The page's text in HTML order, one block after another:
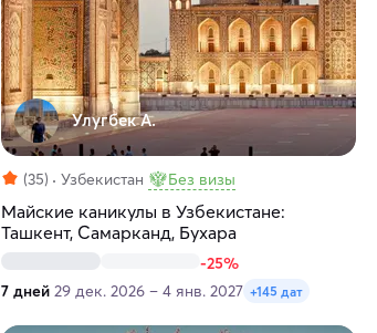
Улугбек А.
(35) Узбекистан Без визы
Майские каникулы в Узбекистане:
Ташкент, Самарканд, Бухара
-25%
7 дней 29 дек. 2026 – 4 янв. 2027 +145 дат